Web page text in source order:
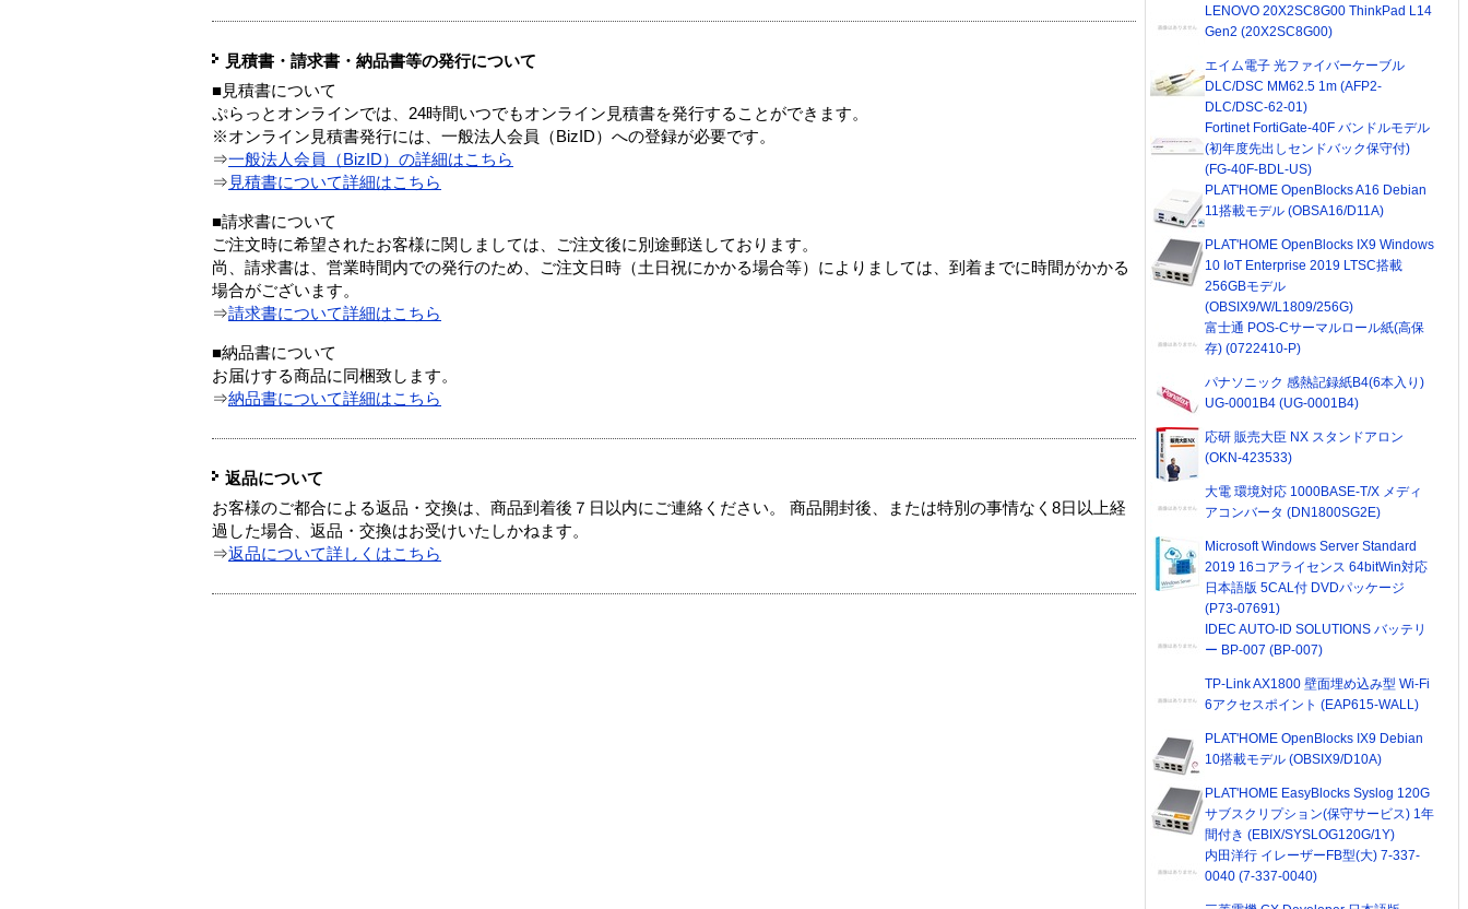
見積書・請求書・納品書等の発行について
■見積書について
ぷらっとオンラインでは、24時間いつでもオンライン見積書を発行することができます。
※オンライン見積書発行には、一般法人会員（BizID）への登録が必要です。
⇒一般法人会員（BizID）の詳細はこちら
⇒ 見積書について詳細はこちら
■請求書について
ご注文時に希望されたお客様に関しましては、ご注文後に別途郵送しております。
尚、請求書は、営業時間内での発行のため、ご注文日時（土日祝にかかる場合等）によりましては、到着までに時間がかかる
場合がございます。
⇒請求書について詳細はこちら
■納品書について
お届けする商品に同梱致します。
⇒納品書について詳細はこちら
返品について
お客様のご都合による返品・交換は、商品到着後７日以内にご連絡ください。 商品開封後、または特別の事情なく8日以上経
過した場合、返品・交換はお受けいたしかねます。
⇒返品について詳しくはこちら
LENOVO 20X2SC8G00 ThinkPad L14
Gen2 (20X2SC8G00)
エイム電子 光ファイバーケーブル
DLC/DSC MM62.5 1m (AFP2-
DLC/DSC-62-01)
Fortinet FortiGate-40F バンドルモデル
(初年度先出しセンドバック保守付)
(FG-40F-BDL-US)
PLAT'HOME OpenBlocks A16 Debian
11搭載モデル (OBSA16/D11A)
PLAT'HOME OpenBlocks IX9 Windows
10 IoT Enterprise 2019 LTSC搭載
256GBモデル
(OBSIX9/W/L1809/256G)
富士通 POS-Cサーマルロール紙(高保
存) (0722410-P)
パナソニック 感熱記録紙B4(6本入り)
UG-0001B4 (UG-0001B4)
応研 販売大臣 NX スタンドアロン
(OKN-423533)
大電 環境対応 1000BASE-T/X メディ
アコンバータ (DN1800SG2E)
Microsoft Windows Server Standard
2019 16コアライセンス 64bitWin対応
日本語版 5CAL付 DVDパッケージ
(P73-07691)
IDEC AUTO-ID SOLUTIONS バッテリ
ー BP-007 (BP-007)
TP-Link AX1800 壁面埋め込み型 Wi-Fi
6アクセスポイント (EAP615-WALL)
PLAT'HOME OpenBlocks IX9 Debian
10搭載モデル (OBSIX9/D10A)
PLAT'HOME EasyBlocks Syslog 120G
サブスクリプション(保守サービス) 1年
間付き (EBIX/SYSLOG120G/1Y)
内田洋行 イレーザーFB型(大) 7-337-
0040 (7-337-0040)